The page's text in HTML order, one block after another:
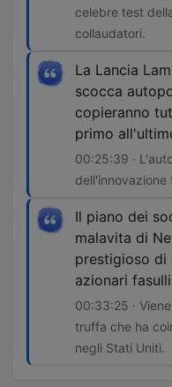
celebre test
collaudatori.
La Lancia
scocca
copieranno
primo
00:25:39 ·
Il piano dei
malavita di
prestigioso di
azionari
00:33:25 ·
truffa che ha
negli Stati Uniti.